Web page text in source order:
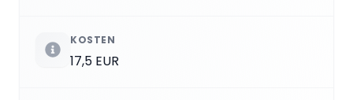
KOSTEN
17,5 EUR